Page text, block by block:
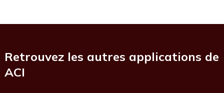
Retrouvez les autres applications de
ACI